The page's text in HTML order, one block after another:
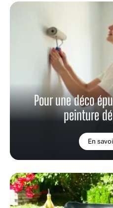
Pour une déco
peinture
En